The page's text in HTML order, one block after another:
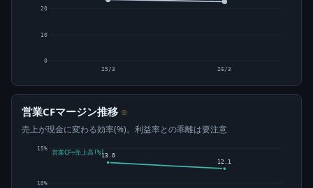
0
10
20
25/3 26/3
営業CFマージン推移 ⊙
売上が現金に変わる効率(%)。利益率との乖離は要注意
10%
15%
13.0
12.1
営業CF÷売上高(%)